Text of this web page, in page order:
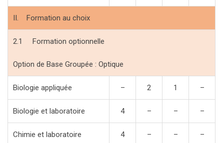
II. Formation au choix
2.1 Formation optionnelle
Option de Base Groupée : Optique
Biologie appliquée – 2 1 –
Biologie et laboratoire 4 – – –
Chimie et laboratoire 4 – – –